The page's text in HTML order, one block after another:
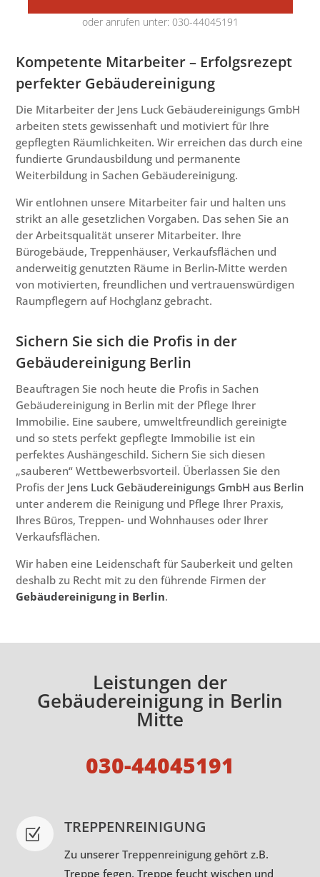
oder anrufen unter: 030-44045191
Kompetente Mitarbeiter – Erfolgsrezept
perfekter Gebäudereinigung
Die Mitarbeiter der Jens Luck Gebäudereinigungs GmbH
arbeiten stets gewissenhaft und motiviert für Ihre
gepflegten Räumlichkeiten. Wir erreichen das durch eine
fundierte Grundausbildung und permanente
Weiterbildung in Sachen Gebäudereinigung.
Wir entlohnen unsere Mitarbeiter fair und halten uns
strikt an alle gesetzlichen Vorgaben. Das sehen Sie an
der Arbeitsqualität unserer Mitarbeiter. Ihre
Bürogebäude, Treppenhäuser, Verkaufsflächen und
anderweitig genutzten Räume in Berlin-Mitte werden
von motivierten, freundlichen und vertrauenswürdigen
Raumpflegern auf Hochglanz gebracht.
Sichern Sie sich die Profis in der
Gebäudereinigung Berlin
Beauftragen Sie noch heute die Profis in Sachen
Gebäudereinigung in Berlin mit der Pflege Ihrer
Immobilie. Eine saubere, umweltfreundlich gereinigte
und so stets perfekt gepflegte Immobilie ist ein
perfektes Aushängeschild. Sichern Sie sich diesen
„sauberen“ Wettbewerbsvorteil. Überlassen Sie den
Profis der Jens Luck Gebäudereinigungs GmbH aus Berlin
unter anderem die Reinigung und Pflege Ihrer Praxis,
Ihres Büros, Treppen- und Wohnhauses oder Ihrer
Verkaufsflächen.
Wir haben eine Leidenschaft für Sauberkeit und gelten
deshalb zu Recht mit zu den führende Firmen der
Gebäudereinigung in Berlin.
Leistungen der
Gebäudereinigung in Berlin
Mitte
030-44045191
Z TREPPENREINIGUNG
Zu unserer Treppenreinigunggehört z.B.
Treppe fegen, Treppe feucht wischen und